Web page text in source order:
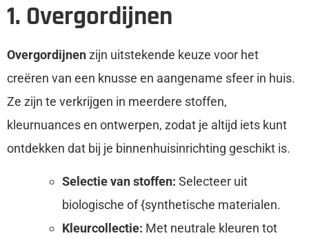
1. Overgordijnen
Overgordijnenzijn uitstekende keuze voor het
creëren van een knusse en aangename sfeer in huis.
Ze zijn te verkrijgen in meerdere stoffen,
kleurnuances en ontwerpen, zodat je altijd iets kunt
ontdekken dat bij je binnenhuisinrichting geschikt is.
Selectie van stoffen: Selecteer uit
biologische of {synthetische materialen.
Kleurcollectie: Met neutrale kleuren tot